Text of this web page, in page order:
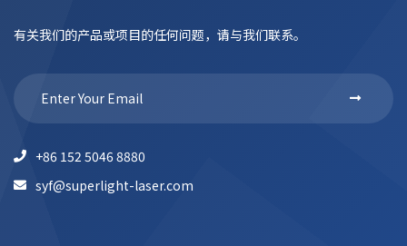
有关我们的产品或项目的任何问题，请与我们联系。
+86 152 5046 8880
syf@superlight-laser.com